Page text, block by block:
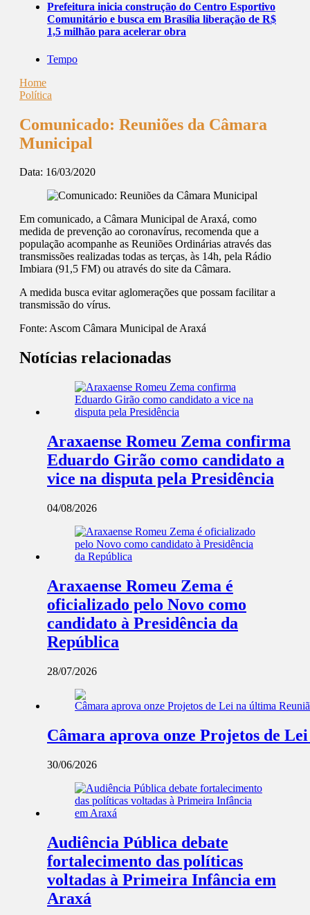
Prefeitura inicia construção do Centro Esportivo
Comunitário e busca em Brasília liberação de R$
1,5 milhão para acelerar obra
Tempo
Home
Política
Comunicado: Reuniões da Câmara
Municipal
Data: 16/03/2020
Em comunicado, a Câmara Municipal de Araxá, como
medida de prevenção ao coronavírus, recomenda que a
população acompanhe as Reuniões Ordinárias através das
transmissões realizadas todas as terças, às 14h, pela Rádio
Imbiara (91,5 FM) ou através do site da Câmara.
A medida busca evitar aglomerações que possam facilitar a
transmissão do vírus.
Fonte: Ascom Câmara Municipal de Araxá
Notícias relacionadas
Araxaense Romeu Zema confirma
Eduardo Girão como candidato a
vice na disputa pela Presidência
04/08/2026
Araxaense Romeu Zema é
oficializado pelo Novo como
candidato à Presidência da
República
28/07/2026
Câmara aprova onze Projetos de
30/06/2026
Audiência Pública debate
fortalecimento das políticas
voltadas à Primeira Infância em
Araxá